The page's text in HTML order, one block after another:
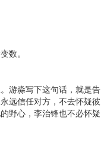
数。
游淼写下这句话，就是告
远信任对方，不去怀疑彼
野心，李治锋也不必怀疑